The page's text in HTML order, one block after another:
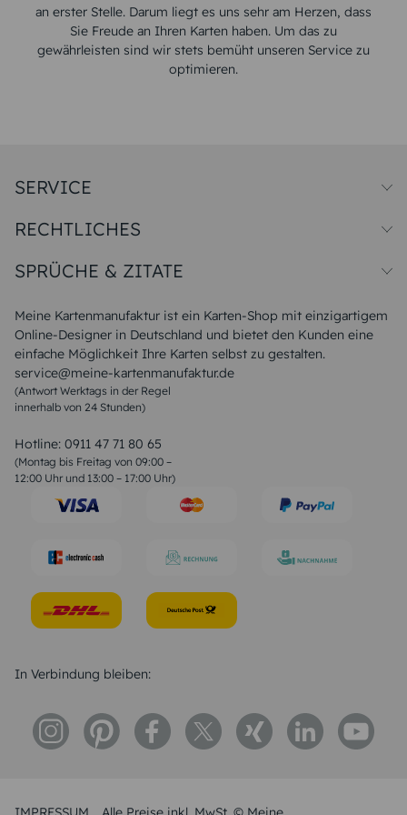
an erster Stelle. Darum liegt es uns sehr am Herzen, dass
Sie Freude an Ihren Karten haben. Um das zu
gewährleisten sind wir stets bemüht unseren Service zu
optimieren.
Meine Kartenmanufaktur ist ein Karten-Shop mit einzigartigem
Online-Designer in Deutschland und bietet den Kunden eine
einfache Möglichkeit Ihre Karten selbst zu gestalten.
service@meine-kartenmanufaktur.de
(Antwort Werktags in der Regel
innerhalb von 24 Stunden)
Hotline: 0911 47 71 80 65
(Montag bis Freitag von 09:00 –
12:00 Uhr und 13:00 – 17:00 Uhr)
SERVICE
Papiersorten
Unsere Produktion
Magazin
FAQ
RECHTLICHES
Widerrufsbelehrung
SPRÜCHE & ZITATE
Liebeskummer Sprüche
Sommer Sprüche
Muttertagssprüche
Sprüche zur Hochzeit
Sprüche zur Konfirmation & Kommunion
Weihnachtsgedichte
Liebessprüche
Geburtstagssprüche
Trauersprüche
Konfirmation Glückwünsche
In Verbindung bleiben: